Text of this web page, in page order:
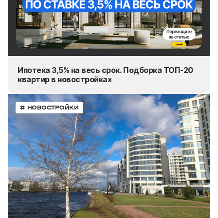
Ипотека 3,5% на весь срок. Подборка ТОП-20
квартир в новостройках
# НОВОСТРОЙКИ